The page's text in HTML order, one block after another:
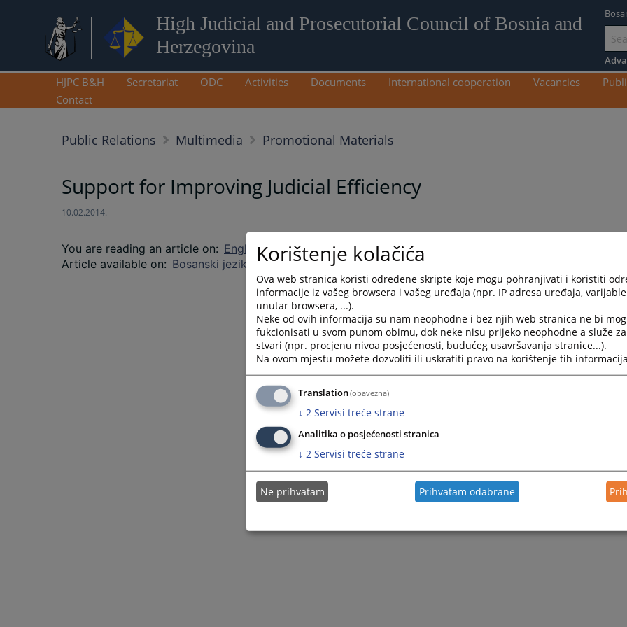
High Judicial and Prosecutorial Council of Bosnia and
Herzegovina
Go
to
HJPC B&H Secretariat ODC Activities Documents International cooperation Vacancies
Contact
Public Relations Multimedia Promotional Materials
Support for Improving Judicial Efficiency
10.02.2014.
You are reading an article on: English language
Article available on: Bosanski jezik Hrvatski jezik Српски језик
Korištenje kolačića
Ova web stranica koristi određene skripte koje mogu pohranjivati i koristiti
informacije iz vašeg browsera i vašeg uređaja (npr. IP adresa uređaja,
unutar browsera, ...).
Neke od ovih informacija su nam neophodne i bez njih web stranica ne bi
fukcionisati u svom punom obimu, dok neke nisu prijeko neophodne a služe
stvari (npr. procjenu nivoa posjećenosti, budućeg usavršavanja stranice...).
Na ovom mjestu možete dozvoliti ili uskratiti pravo na korištenje tih
Translation(obavezna)
↓ 2 Servisi treće strane
Analitika o posjećenosti stranica
↓ 2 Servisi treće strane
Ne prihvatam Prihvatam odabrane